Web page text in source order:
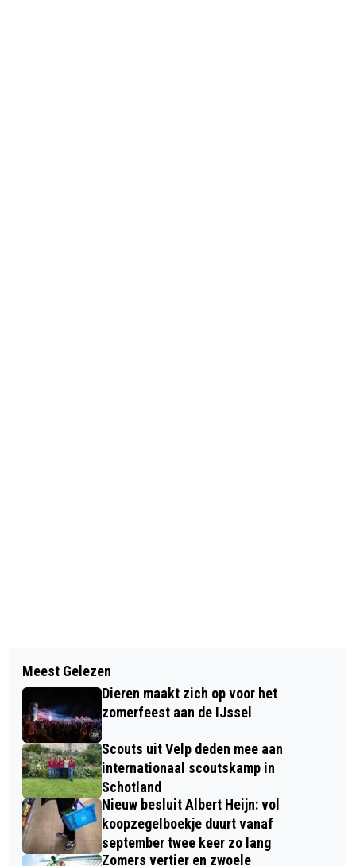
ACTIVITEITEN IN ROZENDAAL ROND
DE GIRO D'ITALIA
PROMOTIETOUR ICCCR 2016 MET 100
CITROËNS
Meest Gelezen
Dieren maakt zich op voor het
zomerfeest aan de IJssel
Scouts uit Velp deden mee aan
internationaal scoutskamp in
Schotland
Nieuw besluit Albert Heijn: vol
koopzegelboekje duurt vanaf
september twee keer zo lang
Zomers vertier en zwoele